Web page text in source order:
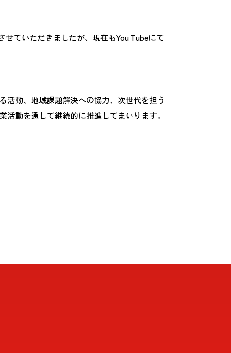
ていただきましたが、現在もYou Tubeにて
活動、地域課題解決への協力、次世代を担う
動を通して継続的に推進してまいります。